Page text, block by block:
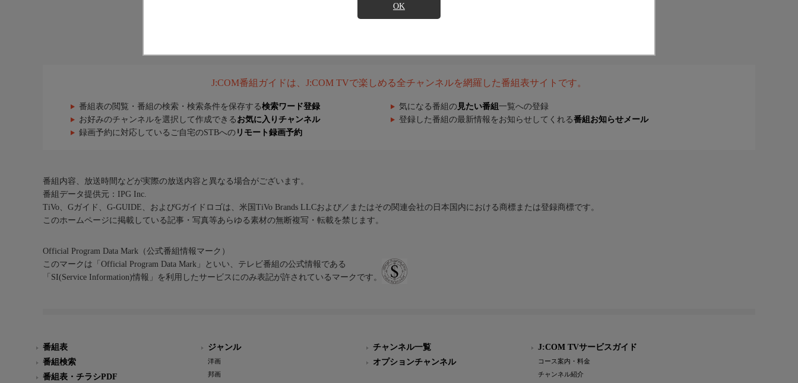
OK
J:COM番組ガイドは、J:COM TVで楽しめる全チャンネルを網羅した番組表サイトです。
番組表の閲覧・番組の検索・検索条件を保存する検索ワード登録 気になる番組の 見たい番組 一覧への登録
お好みのチャンネルを選択して作成できる お気に入りチャンネル 登録した番組の最新情報をお知らせしてくれる番組お知らせメール
録画予約に対応しているご自宅のSTBへの リモート録画予約
番組内容、放送時間などが実際の放送内容と異なる場合がございます。
番組データ提供元：IPG Inc.
TiVo、Gガイド、G-GUIDE、およびGガイドロゴは、米国TiVo Brands LLCおよび／またはその関連会社の日本国内における商標または登録商標です。
このホームページに掲載している記事・写真等あらゆる素材の無断複写・転載を禁じます。
Official Program Data Mark（公式番組情報マーク）
このマークは「Official Program Data Mark」といい、テレビ番組の公式情報である
「SI(Service Information)情報」を利用したサービスにのみ表記が許されているマークです。
番組表
番組検索
番組表・チラシPDF
ジャンル
洋画
邦画
チャンネル一覧
オプションチャンネル
J:COM TVサービスガイド
コース案内・料金
チャンネル紹介